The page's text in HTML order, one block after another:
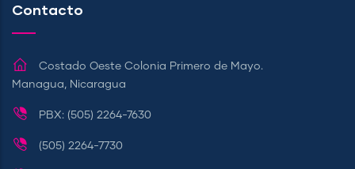
Contacto
Costado Oeste Colonia Primero de Mayo.
Managua, Nicaragua
PBX: (505) 2264-7630
(505) 2264-7730